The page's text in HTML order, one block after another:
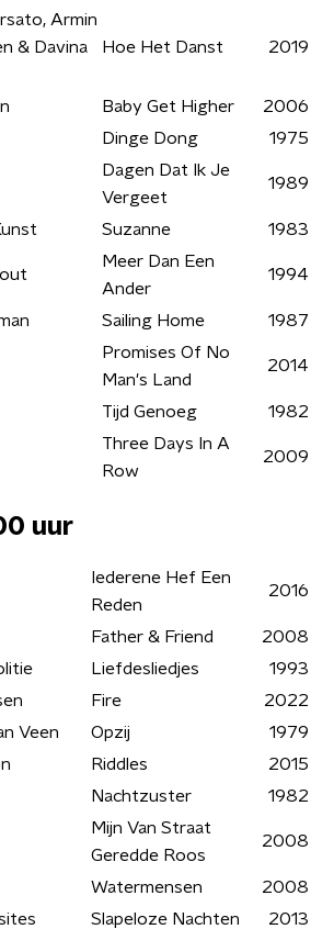
Armin
& Davina
Hoe Het Danst 2019
Baby Get Higher
2006
Dinge Dong 1975
Dagen Dat Ik Je
Vergeet
1989
Suzanne 1983
Meer Dan Een
Ander
1994
Sailing Home 1987
Promises Of No
Man's Land
2014
Tijd Genoeg 1982
Three Days In A
Row
2009
uur
Iederene Hef Een
Reden
2016
Father & Friend
2008
Liefdesliedjes
1993
Fire
2022
Veen Opzij
1979
Riddles
2015
Nachtzuster 1982
Mijn Van Straat
Geredde Roos
2008
Watermensen
2008
Slapeloze Nachten
2013